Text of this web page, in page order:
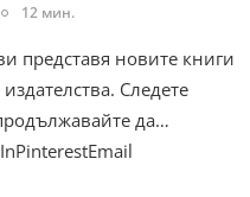
12 мин.
представя новите книги
Следете
да…